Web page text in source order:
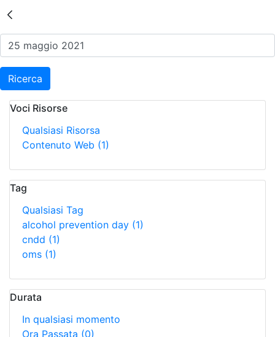
Risultati della Ricerca -
Ricerca
Voci Risorse
Qualsiasi Risorsa
Contenuto Web (1)
Tag
Qualsiasi Tag
alcohol prevention day (1)
cndd (1)
oms (1)
Durata
In qualsiasi momento
Ora Passata (0)